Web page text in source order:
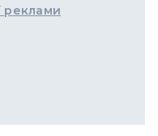
реклами